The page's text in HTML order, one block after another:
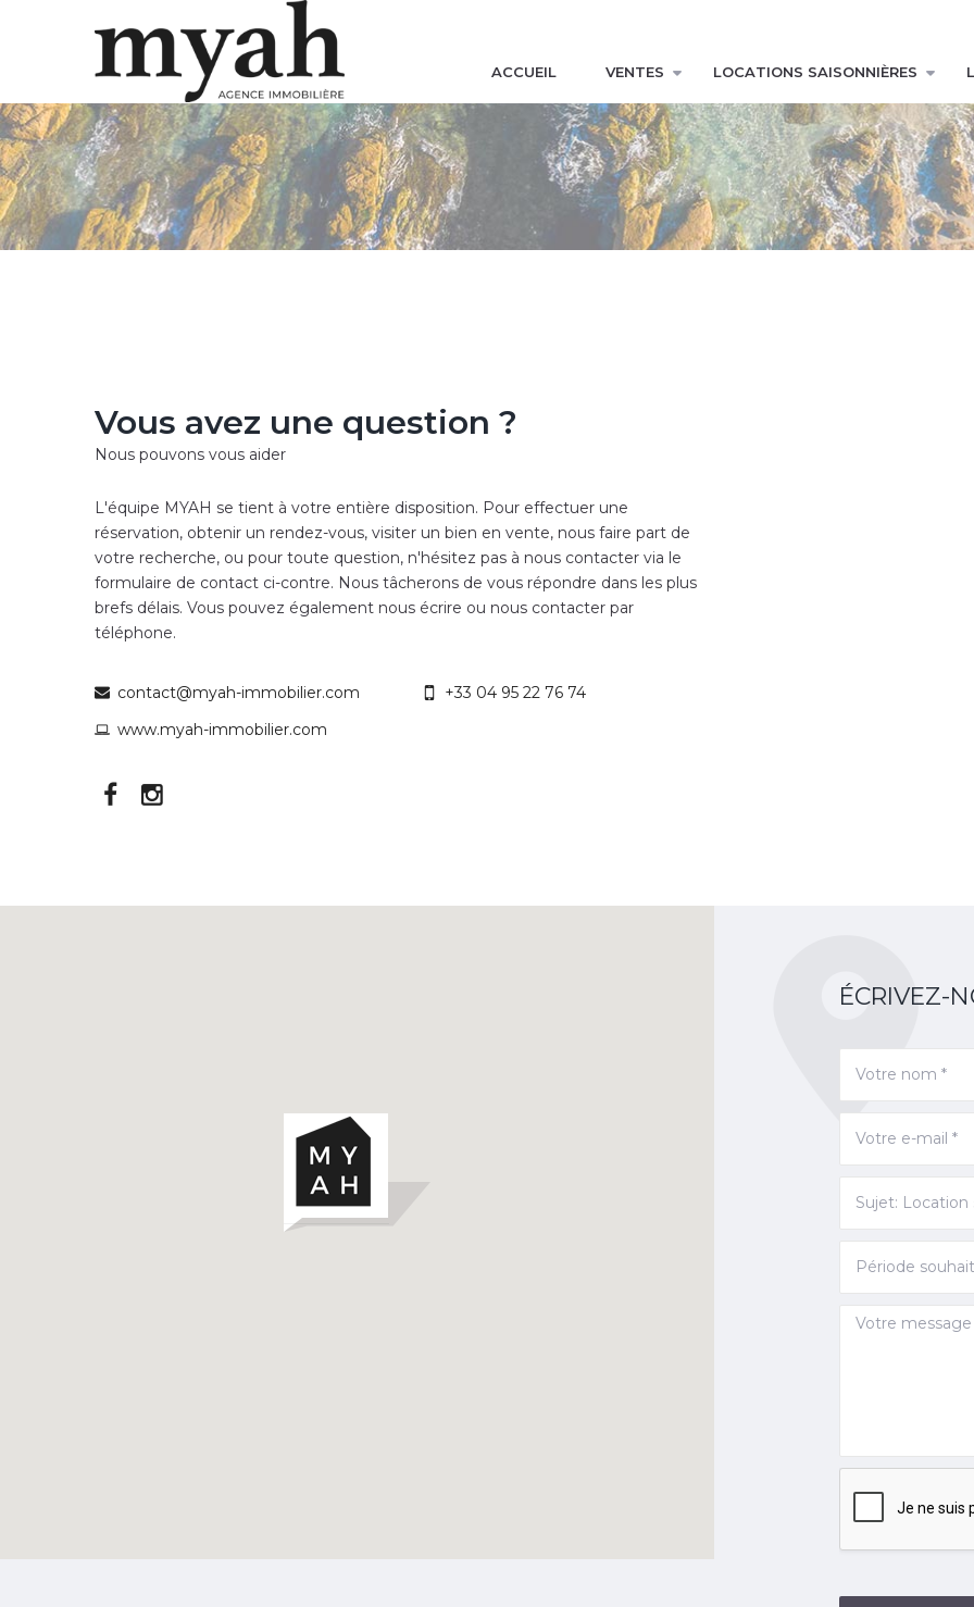
ACCUEIL VENTES LOCATIONS SAISONNIÈRES
Vous avez une question ?
Nous pouvons vous aider
L'équipe MYAH se tient à votre entière disposition. Pour effectuer une
réservation, obtenir un rendez-vous, visiter un bien en vente, nous faire part de
votre recherche, ou pour toute question, n'hésitez pas à nous contacter via le
formulaire de contact ci-contre. Nous tâcherons de vous répondre dans les plus
brefs délais. Vous pouvez également nous écrire ou nous contacter par
téléphone.
contact@myah-immobilier.com
www.myah-immobilier.com
+33 04 95 22 76 74
ÉCRIVEZ-